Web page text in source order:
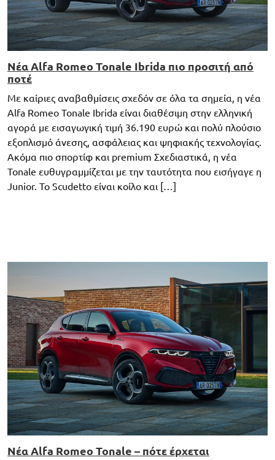
Νέα Alfa Romeo Tonale Ibrida πιο προσιτή από
ποτέ
Με καίριες αναβαθμίσεις σχεδόν σε όλα τα σημεία, η νέα
Alfa Romeo Tonale Ibrida είναι διαθέσιμη στην ελληνική
αγορά με εισαγωγική τιμή 36.190 ευρώ και πολύ πλούσιο
εξοπλισμό άνεσης, ασφάλειας και ψηφιακής τεχνολογίας.
Ακόμα πιο σπορτίφ και premium Σχεδιαστικά, η νέα
Tonale ευθυγραμμίζεται με την ταυτότητα που εισήγαγε η
Junior. Το Scudetto είναι κοίλο και […]
Νέα Alfa Romeo Tonale – πότε έρχεται